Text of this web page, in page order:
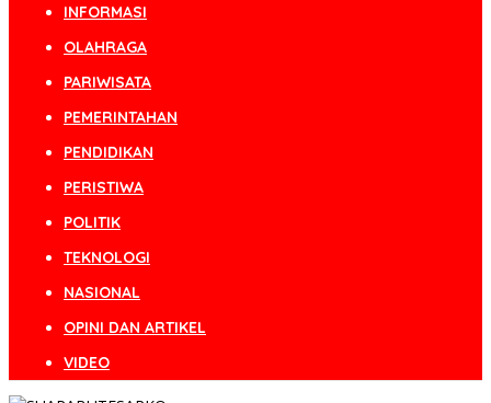
INFORMASI
OLAHRAGA
PARIWISATA
PEMERINTAHAN
PENDIDIKAN
PERISTIWA
POLITIK
TEKNOLOGI
NASIONAL
OPINI DAN ARTIKEL
VIDEO